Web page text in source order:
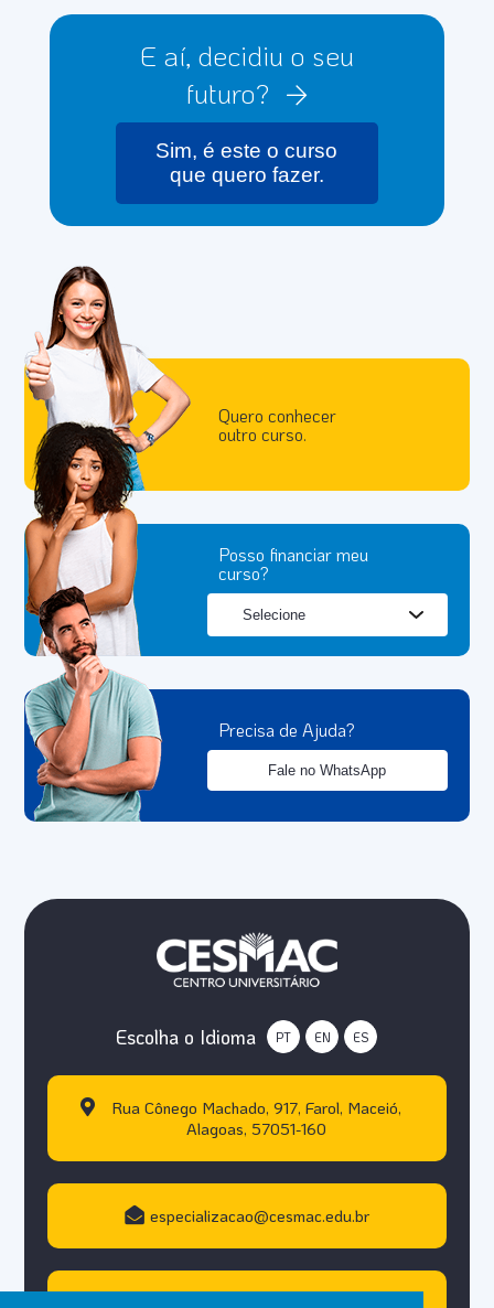
E aí, decidiu o seu
futuro?
Sim, é este o curso
que quero fazer.
Quero conhecer
outro curso.
Posso financiar meu
curso?
Precisa de Ajuda?
Fale no WhatsApp
Escolha o Idioma PT EN ES
Rua Cônego Machado, 917, Farol, Maceió,
Alagoas, 57051-160
especializacao@cesmac.edu.br